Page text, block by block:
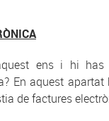
ens i hi has
En aquest
de factures